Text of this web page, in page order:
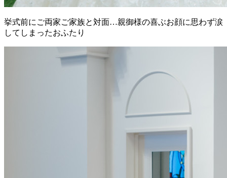
挙式前にご両家ご家族と対面…親御様の喜ぶお顔に思わず涙
してしまったおふたり